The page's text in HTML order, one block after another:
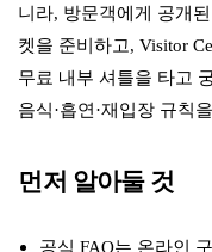
니라, 방문객에게 공개
켓을 준비하고, Visitor
무료 내부 셔틀을 타고
음식·흡연·재입장 규칙
먼저 알아둘 것
공식 FAQ는 온라인